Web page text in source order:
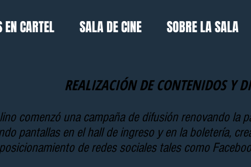
EN CARTEL SALA DE CINE SOBRE LA SALA
REALIZACIÓN DE CONTENIDOS Y
comenzó una campaña de difusión renovando la
pantallas en el hall de ingreso y en la boletería,
de redes sociales tales como